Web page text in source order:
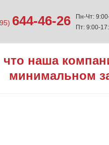
644-46-26
Пн-Чт:
Пт: 9:00-
наша
минимальном